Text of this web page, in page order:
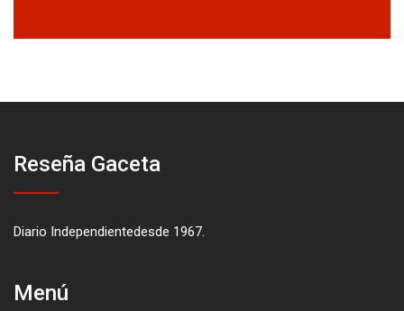
Reseña Gaceta
Diario Independientedesde 1967.
Menú